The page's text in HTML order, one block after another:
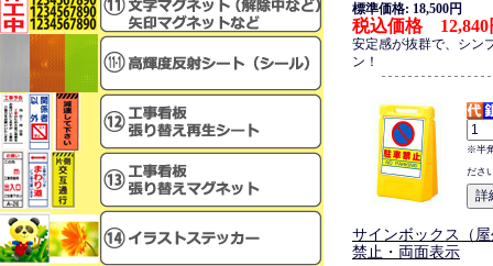
標準価格: 18,500円
税込価格 12,840
安定感が抜群で、シン
ン！
※半
ださ
サインボックス（
禁止・両面表示